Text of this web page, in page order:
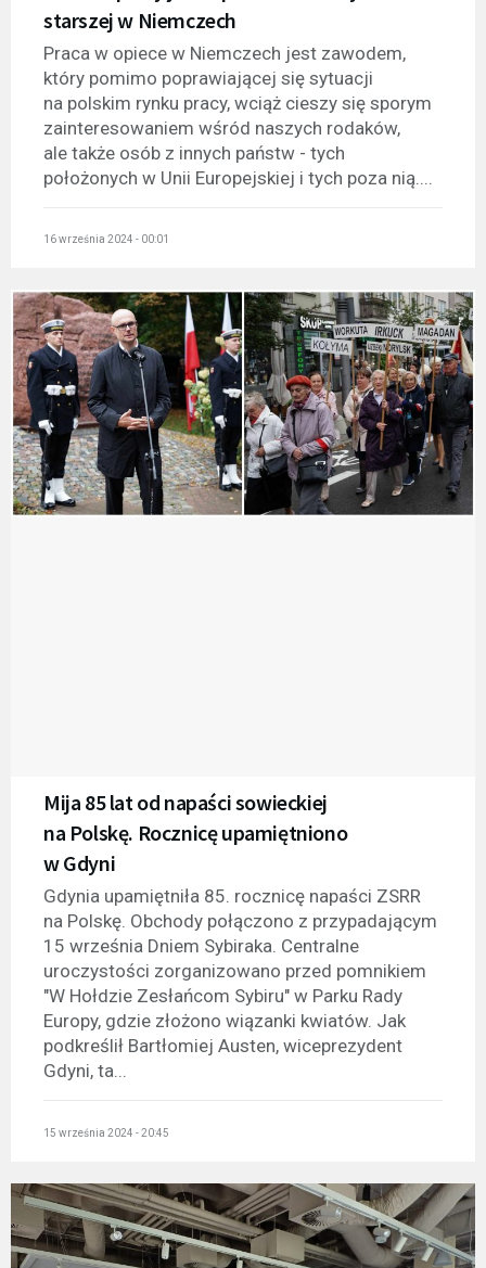
starszej w Niemczech
Praca w opiece w Niemczech jest zawodem,
który pomimo poprawiającej się sytuacji
na polskim rynku pracy, wciąż cieszy się sporym
zainteresowaniem wśród naszych rodaków,
ale także osób z innych państw - tych
położonych w Unii Europejskiej i tych poza nią....
16 września 2024 - 00:01
Mija 85 lat od napaści sowieckiej
na Polskę. Rocznicę upamiętniono
w Gdyni
Gdynia upamiętniła 85. rocznicę napaści ZSRR
na Polskę. Obchody połączono z przypadającym
15 września Dniem Sybiraka. Centralne
uroczystości zorganizowano przed pomnikiem
"W Hołdzie Zesłańcom Sybiru" w Parku Rady
Europy, gdzie złożono wiązanki kwiatów. Jak
podkreślił Bartłomiej Austen, wiceprezydent
Gdyni, ta...
15 września 2024 - 20:45